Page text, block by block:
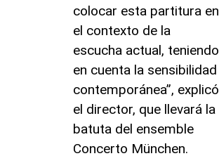
colocar esta partitura en
el contexto de la
escucha actual, teniendo
en cuenta la sensibilidad
contemporánea”, explicó
el director, que llevará la
batuta del ensemble
Concerto München.